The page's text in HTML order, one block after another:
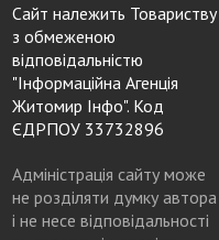
Сайт належить Товариству
з обмеженою
відповідальністю
"Інформаційна Агенція
Житомир Інфо". Код
ЄДРПОУ 33732896
Адміністрація сайту може
не розділяти думку автора
і не несе відповідальності